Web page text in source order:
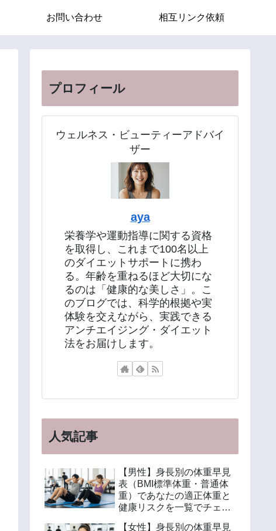
お問い合わせ 相互リンク依頼
プロフィール
ウェルネス・ビューティーアドバイ
ザー
aya
栄養学や運動指導に関する資格
を取得し、これまで100名以上
のダイエットサポートに携わ
る。年齢を重ねるほど大切にな
るのは「健康的な美しさ」。こ
のブログでは、科学的根拠や実
体験を交えながら、実践できる
アンチエイジング・ダイエット
法をお届けします。
人気記事
【男性】身長別の体重早見
表（BMI標準体重・普通体
重）であなたの適正体重と
健康リスクを一覧でチェッ
【女性】身長別の体重早見